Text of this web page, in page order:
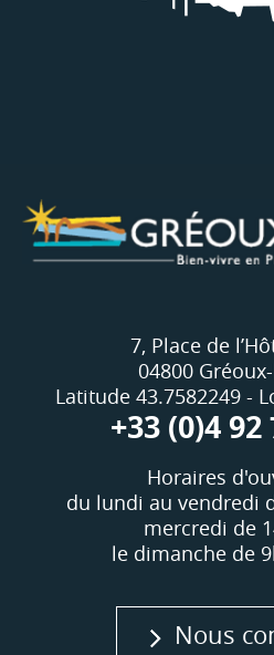
7, Place de
04800
Latitude 43.7582249 -
+33 (0)4 92
Horaires
du lundi au vendredi
mercredi de
le dimanche de
Nous